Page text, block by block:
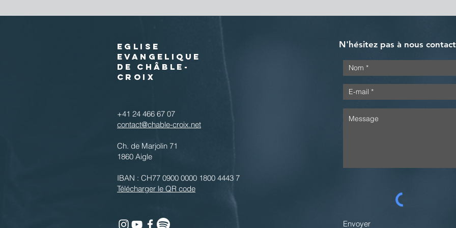
EGLISE
EVANGELIQUE
DE CHÂBLE-
CROIX
+41 24 466 67 07
contact@chable-croix.net
Ch. de Marjolin 71
1860 Aigle
IBAN : CH77 0900 0000 1800 4443 7
Télécharger le QR code
N'hésitez pas à nous
Envoyer